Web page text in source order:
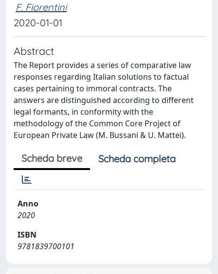
F. Fiorentini
2020-01-01
Abstract
The Report provides a series of comparative law
responses regarding Italian solutions to factual
cases pertaining to immoral contracts. The
answers are distinguished according to different
legal formants, in conformity with the
methodology of the Common Core Project of
European Private Law (M. Bussani & U. Mattei).
Scheda breve Scheda completa
Anno
2020
ISBN
9781839700101